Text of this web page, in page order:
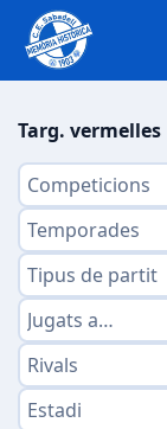
Targ. vermelles